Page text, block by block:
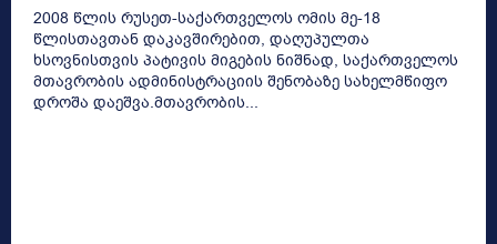
2008 წლის რუსეთ-საქართველოს ომის მე-18
წლისთავთან დაკავშირებით, დაღუპულთა
ხსოვნისთვის პატივის მიგების ნიშნად, საქართველოს
მთავრობის ადმინისტრაციის შენობაზე სახელმწიფო
დროშა დაეშვა.მთავრობის...